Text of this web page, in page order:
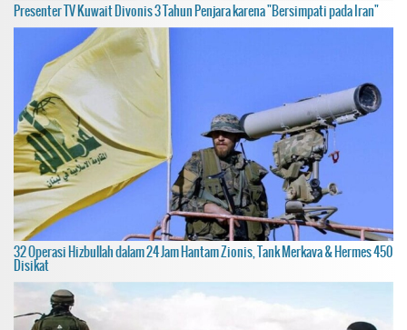
Presenter TV Kuwait Divonis 3 Tahun Penjara karena "Bersimpati pada Iran"
32 Operasi Hizbullah dalam 24 Jam Hantam Zionis, Tank Merkava & Hermes 450
Disikat